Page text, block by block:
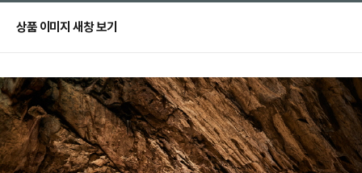
상품 이미지 새창 보기